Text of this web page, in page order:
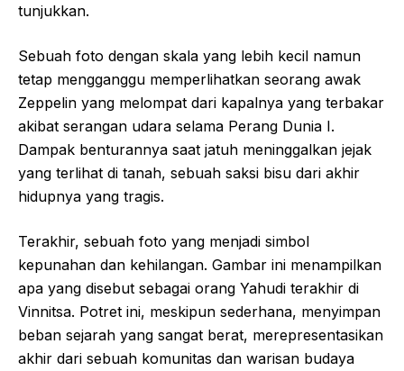
tunjukkan.
Sebuah foto dengan skala yang lebih kecil namun
tetap mengganggu memperlihatkan seorang awak
Zeppelin yang melompat dari kapalnya yang terbakar
akibat serangan udara selama Perang Dunia I.
Dampak benturannya saat jatuh meninggalkan jejak
yang terlihat di tanah, sebuah saksi bisu dari akhir
hidupnya yang tragis.
Terakhir, sebuah foto yang menjadi simbol
kepunahan dan kehilangan. Gambar ini menampilkan
apa yang disebut sebagai orang Yahudi terakhir di
Vinnitsa. Potret ini, meskipun sederhana, menyimpan
beban sejarah yang sangat berat, merepresentasikan
akhir dari sebuah komunitas dan warisan budaya